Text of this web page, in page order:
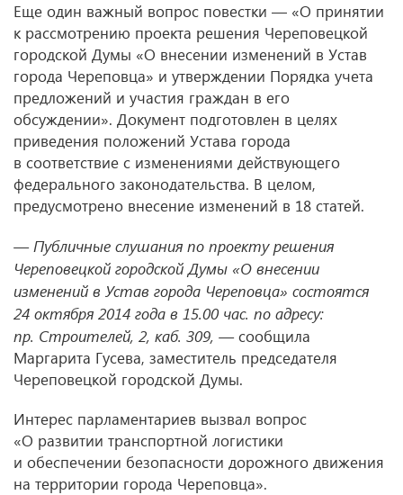
Еще один важный вопрос повестки — «О принятии
к рассмотрению проекта решения Череповецкой
городской Думы «О внесении изменений в Устав
города Череповца» и утверждении Порядка учета
предложений и участия граждан в его
обсуждении». Документ подготовлен в целях
приведения положений Устава города
в соответствие с изменениями действующего
федерального законодательства. В целом,
предусмотрено внесение изменений в 18 статей.
— Публичные слушания по проекту решения
Череповецкой городской Думы «О внесении
изменений в Устав города Череповца» состоятся
24 октября 2014 года в 15.00 час. по адресу:
пр. Строителей, 2, каб. 309, —сообщила
Маргарита Гусева, заместитель председателя
Череповецкой городской Думы.
Интерес парламентариев вызвал вопрос
«О развитии транспортной логистики
и обеспечении безопасности дорожного движения
на территории города Череповца».